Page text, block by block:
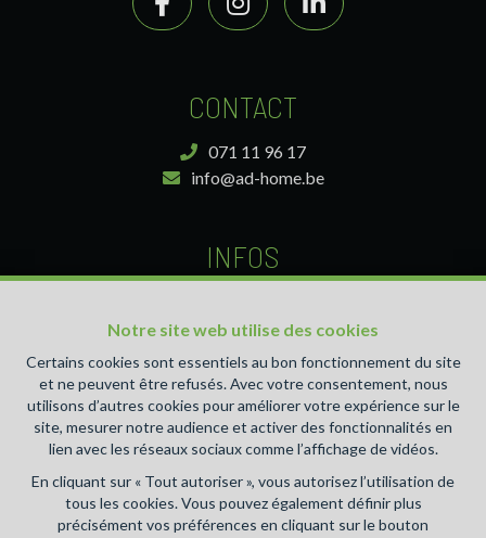
Notre site web utilise des cookies
Certains cookies sont essentiels au bon fonctionnement du site
et ne peuvent être refusés. Avec votre consentement, nous
utilisons d’autres cookies pour améliorer votre expérience sur le
site, mesurer notre audience et activer des fonctionnalités en
lien avec les réseaux sociaux comme l’affichage de vidéos.
En cliquant sur « Tout autoriser », vous autorisez l’utilisation de
tous les cookies. Vous pouvez également définir plus
précisément vos préférences en cliquant sur le bouton
CONTACT
071 11 96 17
info@ad-home.be
INFOS
510.426 et 511.049 en Belgique- Instance de contrôle:
Institut professionnel des agents immobiliers, rue du
Luxembourg 16B, 1000 Bruxelles (+32 2 505 38 50 -
info@ipi.be) - Soumis aucode déontologique de l’ IPI
RC professionnelle et cautionnement via AXA Belgium SA,
Place du Trône 1, 1000 Bruxelles – police n° 730.390.160.
Couverture valable pour les activités réalisées en Belgique
Accueil-A vendre-A louer-A propos -Estimation